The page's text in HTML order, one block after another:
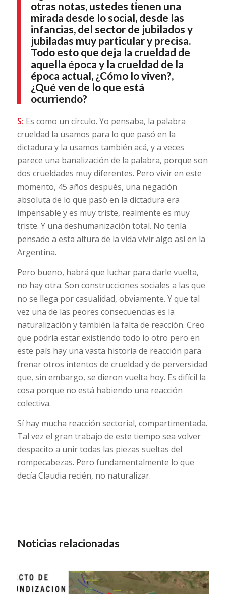
otras notas, ustedes tienen una
mirada desde lo social, desde las
infancias, del sector de jubilados y
jubiladas muy particular y precisa.
Todo esto que deja la crueldad de
aquella época y la crueldad de la
época actual, ¿Cómo lo viven?,
¿Qué ven de lo que está
ocurriendo?
S: Es como un círculo. Yo pensaba, la palabra
crueldad la usamos para lo que pasó en la
dictadura y la usamos también acá, y a veces
parece una banalización de la palabra, porque son
dos crueldades muy diferentes. Pero vivir en este
momento, 45 años después, una negación
absoluta de lo que pasó en la dictadura era
impensable y es muy triste, realmente es muy
triste. Y una deshumanización total. No tenía
pensado a esta altura de la vida vivir algo así en la
Argentina.
Pero bueno, habrá que luchar para darle vuelta,
no hay otra. Son construcciones sociales a las que
no se llega por casualidad, obviamente. Y que tal
vez una de las peores consecuencias es la
naturalización y también la falta de reacción. Creo
que podría estar existiendo todo lo otro pero en
este país hay una vasta historia de reacción para
frenar otros intentos de crueldad y de perversidad
que, sin embargo, se dieron vuelta hoy. Es difícil la
cosa porque no está habiendo una reacción
colectiva.
Sí hay mucha reacción sectorial, compartimentada.
Tal vez el gran trabajo de este tiempo sea volver
despacito a unir todas las piezas sueltas del
rompecabezas. Pero fundamentalmente lo que
decía Claudia recién, no naturalizar.
Noticias relacionadas